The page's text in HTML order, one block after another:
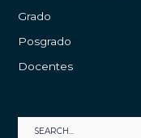
Grado
Posgrado
Docentes